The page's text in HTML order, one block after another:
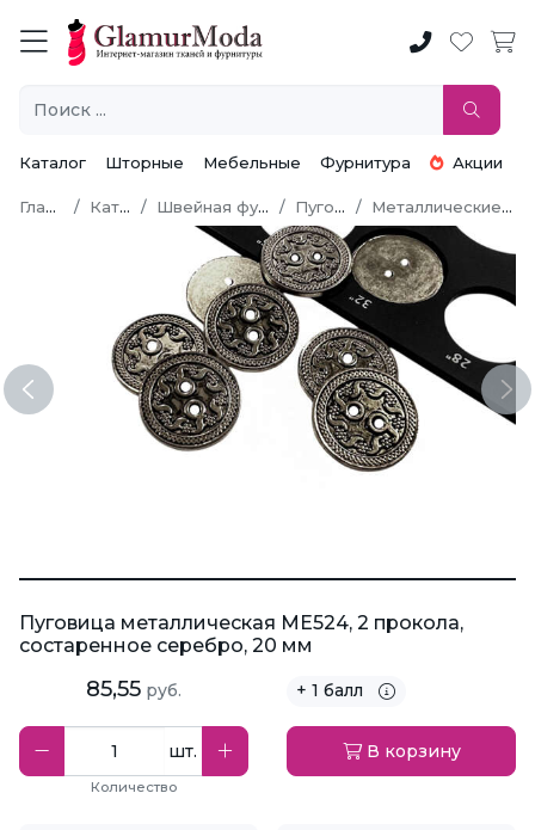
Каталог Шторные Мебельные Фурнитура Акции
Главная Каталог Швейная фурнитура Пуговицы Металлические пуговицы
Previous
Пуговица металлическая ME524, 2 прокола,
состаренное серебро, 20 мм
85,55 руб. + 1 балл
шт.
Количество
В корзину